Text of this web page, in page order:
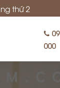
thứ 2
000